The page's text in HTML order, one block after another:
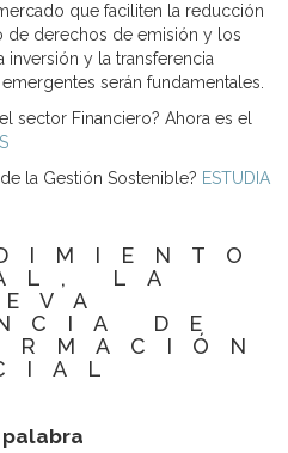
que faciliten la reducción
de derechos de emisión y los
inversión y la transferencia
serán fundamentales.
sector Financiero? Ahora es el
la Gestión Sostenible? ESTUDIA
LA
DE